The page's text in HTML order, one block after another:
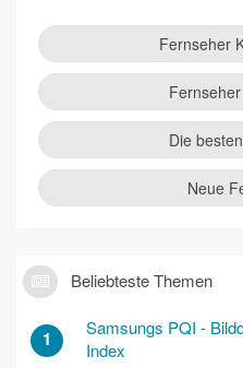
Fernseher
Die
Neue
Beliebteste Themen
1
Samsungs PQI -
Index